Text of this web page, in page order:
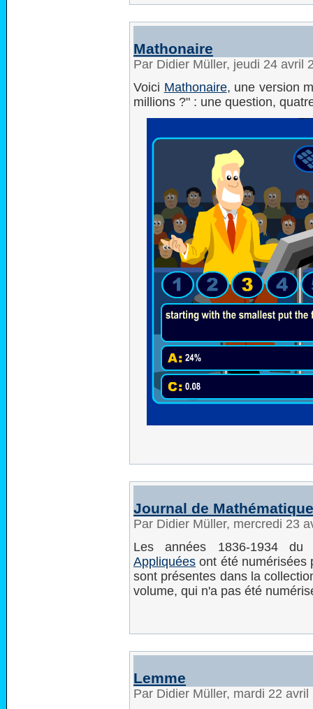
Mathonaire
Par Didier Müller, jeudi 24 avril
Voici Mathonaire, une version
millions ?" : une question,
Journal de
Par Didier Müller, mercredi 23
Les années 1836-1934
Appliquées ont été numérisées
sont présentes dans la
volume, qui n'a pas été
Lemme
Par Didier Müller, mardi 22